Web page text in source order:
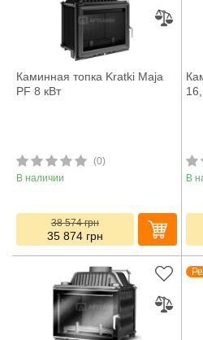
Каминная топка Kratki Maja
PF 8 кВт
(0)
В наличии
38 574грн
35 874 грн
В